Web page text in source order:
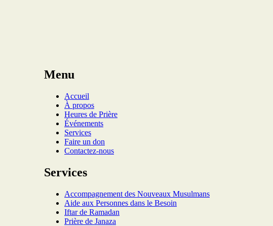
Menu
Accueil
À propos
Heures de Prière
Événements
Services
Faire un don
Contactez-nous
Services
Accompagnement des Nouveaux Musulmans
Aide aux Personnes dans le Besoin
Iftar de Ramadan
Prière de Janaza